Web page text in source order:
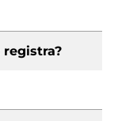
registra?